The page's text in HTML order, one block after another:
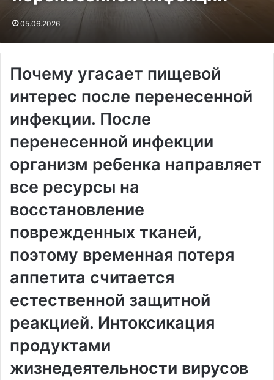
05.06.2026
Почему угасает пищевой
интерес после перенесенной
инфекции. После
перенесенной инфекции
организм ребенка направляет
все ресурсы на
восстановление
поврежденных тканей,
поэтому временная потеря
аппетита считается
естественной защитной
реакцией. Интоксикация
продуктами
жизнедеятельности вирусов